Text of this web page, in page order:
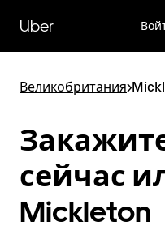
перейти
к
содержимому
Uber
Великобритания>
сейчас
Mickleton